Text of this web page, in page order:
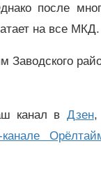
после
на все МКД.
канал в Дзен,
канале